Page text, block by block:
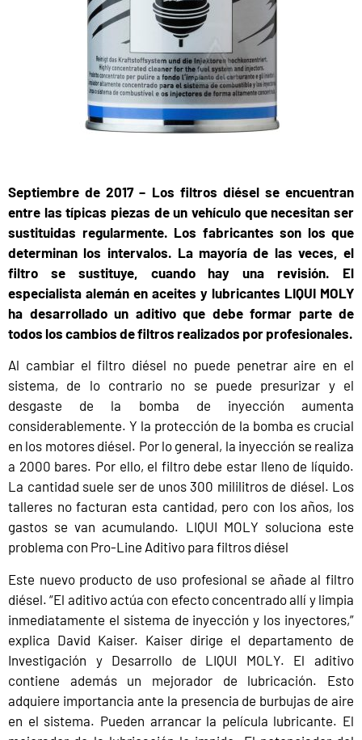
Septiembre de 2017 – Los filtros diésel se encuentran
entre las típicas piezas de un vehículo que necesitan ser
sustituidas regularmente. Los fabricantes son los que
determinan los intervalos. La mayoría de las veces, el
filtro se sustituye, cuando hay una revisión. El
especialista alemán en aceites y lubricantes LIQUI MOLY
ha desarrollado un aditivo que debe formar parte de
todos los cambios de filtros realizados por profesionales.
Al cambiar el filtro diésel no puede penetrar aire en el
sistema, de lo contrario no se puede presurizar y el
desgaste de la bomba de inyección aumenta
considerablemente. Y la protección de la bomba es crucial
en los motores diésel. Por lo general, la inyección se realiza
a 2000 bares. Por ello, el filtro debe estar lleno de líquido.
La cantidad suele ser de unos 300 mililitros de diésel. Los
talleres no facturan esta cantidad, pero con los años, los
gastos se van acumulando. LIQUI MOLY soluciona este
problema con Pro-Line Aditivo para filtros diésel
Este nuevo producto de uso profesional se añade al filtro
diésel. “El aditivo actúa con efecto concentrado allí y limpia
inmediatamente el sistema de inyección y los inyectores,”
explica David Kaiser. Kaiser dirige el departamento de
Investigación y Desarrollo de LIQUI MOLY. El aditivo
contiene además un mejorador de lubricación. Esto
adquiere importancia ante la presencia de burbujas de aire
en el sistema. Pueden arrancar la película lubricante. El